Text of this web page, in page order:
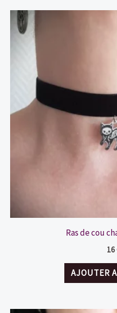
Ras de cou
16
AJOUTER